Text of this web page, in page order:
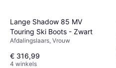
Lange Shadow 85 MV
Touring Ski Boots - Zwart
Afdalingslaars, Vrouw
€ 316,99
4 winkels